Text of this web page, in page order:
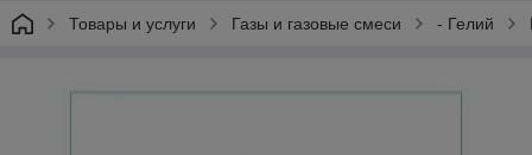
Товары и услуги Газы и газовые смеси - Гелий